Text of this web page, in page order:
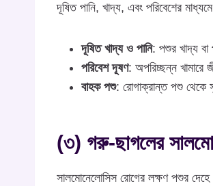
দূষিত পানি, খাদ্য, এবং পরিবেশের
দূষিত খাদ্য ও পানি: পশুর খাদ্য বা
পরিবেশ দূষণ: অপরিচ্ছন্ন খামারে
বাহক পশু: রোগাক্রান্ত পশু
(৩) গরু-ছাগলের
সালমোনেলোসিস রোগের লক্ষণ পশুর দেহে